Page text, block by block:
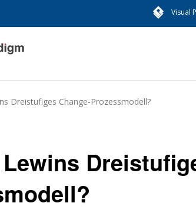
Visual
Dreistufiges Change-Prozessmodell?